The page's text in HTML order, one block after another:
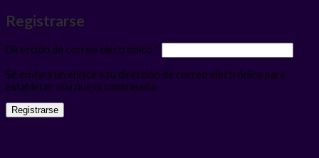
Registrarse
Dirección de correo electrónico *
Se enviará un enlace a tu dirección de correo electrónico para
establecer una nueva contraseña.
Registrarse